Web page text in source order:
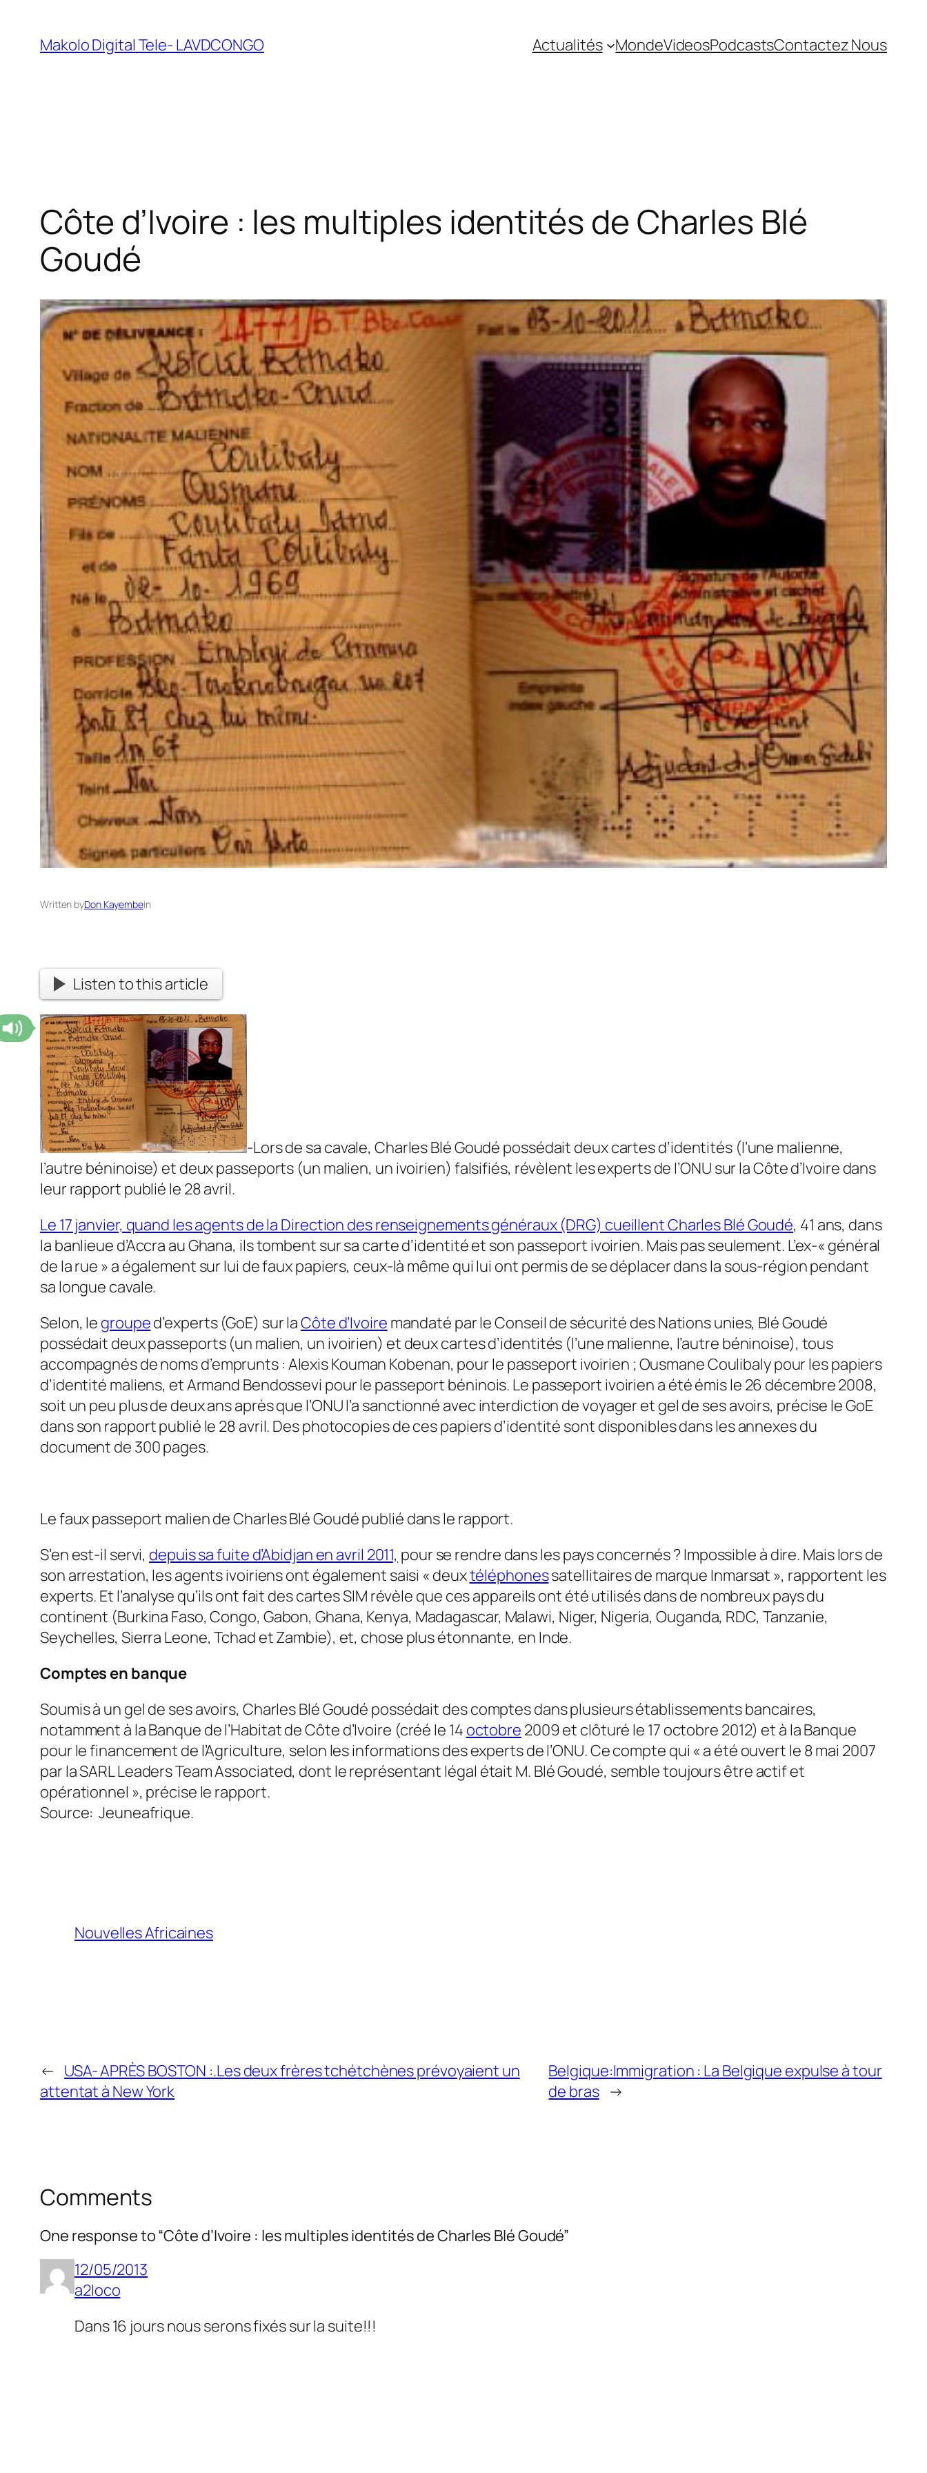
Makolo Digital Tele- LAVDCONGO Actualités MondeVideosPodcastsContactez Nous
Côte d’Ivoire : les multiples identités de Charles Blé
Goudé
Written byDon Kayembein
Listen to this article
-Lors de sa cavale, Charles Blé Goudé possédait deux cartes d’identités (l’une malienne,
l’autre béninoise) et deux passeports (un malien, un ivoirien) falsifiés, révèlent les experts de l’ONU sur la Côte d’Ivoire dans
leur rapport publié le 28 avril.
Le 17 janvier, quand les agents de la Direction des renseignements généraux (DRG) cueillent Charles Blé Goudé, 41 ans, dans
la banlieue d’Accra au Ghana, ils tombent sur sa carte d’identité et son passeport ivoirien. Mais pas seulement. L’ex-« général
de la rue » a également sur lui de faux papiers, ceux-là même qui lui ont permis de se déplacer dans la sous-région pendant
sa longue cavale.
Selon, le grouped’experts (GoE) sur laCôte d’Ivoire mandaté par le Conseil de sécurité des Nations unies, Blé Goudé
possédait deux passeports (un malien, un ivoirien) et deux cartes d’identités (l’une malienne, l’autre béninoise), tous
accompagnés de noms d’emprunts : Alexis Kouman Kobenan, pour le passeport ivoirien ; Ousmane Coulibaly pour les papiers
d’identité maliens, et Armand Bendossevi pour le passeport béninois. Le passeport ivoirien a été émis le 26 décembre 2008,
soit un peu plus de deux ans après que l’ONU l’a sanctionné avec interdiction de voyager et gel de ses avoirs, précise le GoE
dans son rapport publié le 28 avril. Des photocopies de ces papiers d’identité sont disponibles dans les annexes du
document de 300 pages.
Le faux passeport malien de Charles Blé Goudé publié dans le rapport.
S’en est-il servi, depuis sa fuite d’Abidjan en avril 2011, pour se rendre dans les pays concernés ? Impossible à dire. Mais lors de
son arrestation, les agents ivoiriens ont également saisi « deuxtéléphonessatellitaires de marque Inmarsat », rapportent les
experts. Et l’analyse qu’ils ont fait des cartes SIM révèle que ces appareils ont été utilisés dans de nombreux pays du
continent (Burkina Faso, Congo, Gabon, Ghana, Kenya, Madagascar, Malawi, Niger, Nigeria, Ouganda, RDC, Tanzanie,
Seychelles, Sierra Leone, Tchad et Zambie), et, chose plus étonnante, en Inde.
Comptes en banque
Soumis à un gel de ses avoirs, Charles Blé Goudé possédait des comptes dans plusieurs établissements bancaires,
notamment à la Banque de l’Habitat de Côte d’Ivoire (créé le 14 octobre 2009 et clôturé le 17 octobre 2012) et à la Banque
pour le financement de l’Agriculture, selon les informations des experts de l’ONU. Ce compte qui « a été ouvert le 8 mai 2007
par la SARL Leaders Team Associated, dont le représentant légal était M. Blé Goudé, semble toujours être actif et
opérationnel », précise le rapport.
Source: Jeuneafrique.
Nouvelles Africaines
← USA- APRÈS BOSTON :.Les deux frères tchétchènes prévoyaient un
attentat à New York
Belgique:Immigration : La Belgique expulse à tour
de bras →
Comments
One response to “Côte d’Ivoire : les multiples identités de Charles Blé Goudé”
12/05/2013
a2loco
Dans 16 jours nous serons fixés sur la suite!!!